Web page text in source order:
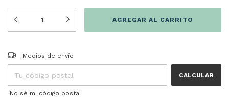
Entregas para el CP:
Medios de envío
CALCULAR
No sé mi código postal